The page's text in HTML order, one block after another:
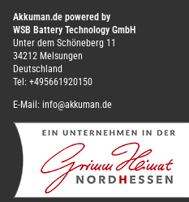
Akkuman.de powered by
WSB Battery Technology GmbH
Unter dem Schöneberg 11
34212 Melsungen
Deutschland
Tel: +495661920150
E-Mail: info@akkuman.de